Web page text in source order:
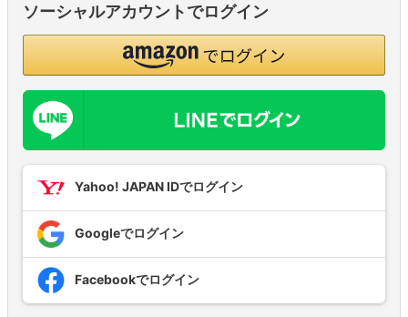
ソーシャルアカウントでログイン
Yahoo! JAPAN IDでログイン
Googleでログイン
Facebookでログイン